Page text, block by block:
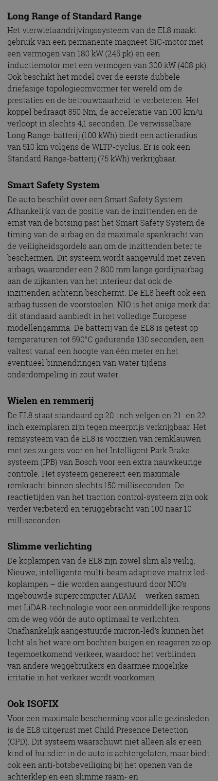
Long Range of Standard Range
Het vierwielaandrijvingssysteem van de EL8 maakt
gebruik van een permanente magneet SiC-motor met
een vermogen van 180 kW (245 pk) en een
inductiemotor met een vermogen van 300 kW (408 pk).
Ook beschikt het model over de eerste dubbele
driefasige topologieomvormer ter wereld om de
prestaties en de betrouwbaarheid te verbeteren. Het
koppel bedraagt 850 Nm, de acceleratie van 100 km/u
verloopt in slechts 4,1 seconden. De verwisselbare
Long Range-batterij (100 kWh) biedt een actieradius
van 510 km volgens de WLTP-cyclus. Er is ook een
Standard Range-batterij (75 kWh) verkrijgbaar.
Smart Safety System
De auto beschikt over een Smart Safety System.
Afhankelijk van de positie van de inzittenden en de
ernst van de botsing past het Smart Safety System de
timing van de airbag en de maximale spankracht van
de veiligheidsgordels aan om de inzittenden beter te
beschermen. Dit systeem wordt aangevuld met zeven
airbags, waaronder een 2.800 mm lange gordijnairbag
aan de zijkanten van het interieur dat ook de
inzittenden achterin beschermt. De EL8 heeft ook een
airbag tussen de voorstoelen. NIO is het enige merk dat
dit standaard aanbiedt in het volledige Europese
modellengamma. De batterij van de EL8 is getest op
temperaturen tot 590°C gedurende 130 seconden, een
valtest vanaf een hoogte van één meter en het
eventueel binnendringen van water tijdens
onderdompeling in zout water.
Wielen en remmerij
De EL8 staat standaard op 20-inch velgen en 21- en 22-
inch exemplaren zijn tegen meerprijs verkrijgbaar. Het
remsysteem van de EL8 is voorzien van remklauwen
met zes zuigers voor en het Intelligent Park Brake-
systeem (IPB) van Bosch voor een extra nauwkeurige
controle. Het systeem genereert een maximale
remkracht binnen slechts 150 milliseconden. De
reactietijden van het traction control-systeem zijn ook
verder verbeterd en teruggebracht van 100 naar 10
milliseconden.
Slimme verlichting
De koplampen van de EL8 zijn zowel slim als veilig.
Nieuwe, intelligente multi-beam adaptieve matrix led-
koplampen – die worden aangestuurd door NIO’s
ingebouwde supercomputer ADAM – werken samen
met LiDAR-technologie voor een onmiddellijke respons
om de weg vóór de auto optimaal te verlichten.
Onafhankelijk aangestuurde micron-led’s kunnen het
licht als het ware om bochten buigen en reageren zo op
tegemoetkomend verkeer, waardoor het verblinden
van andere weggebruikers en daarmee mogelijke
irritatie in het verkeer wordt voorkomen.
Ook ISOFIX
Voor een maximale bescherming voor alle gezinsleden
is de EL8 uitgerust met Child Presence Detection
(CPD). Dit systeem waarschuwt niet alleen als er een
kind of huisdier in de auto is achtergelaten, maar biedt
ook een anti-botsbeveiliging bij het openen van de
achterklep en een slimme raam- en